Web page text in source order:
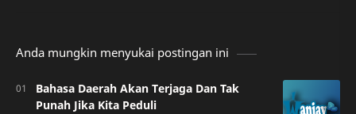
Anda mungkin menyukai postingan ini
Bahasa Daerah Akan Terjaga Dan Tak
Punah Jika Kita Peduli